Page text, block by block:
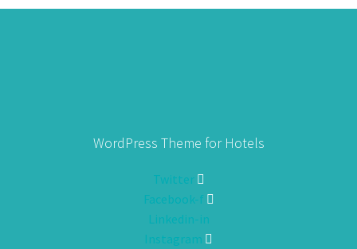
WordPress Theme for Hotels
Twitter
Facebook-f
Linkedin-in
Instagram